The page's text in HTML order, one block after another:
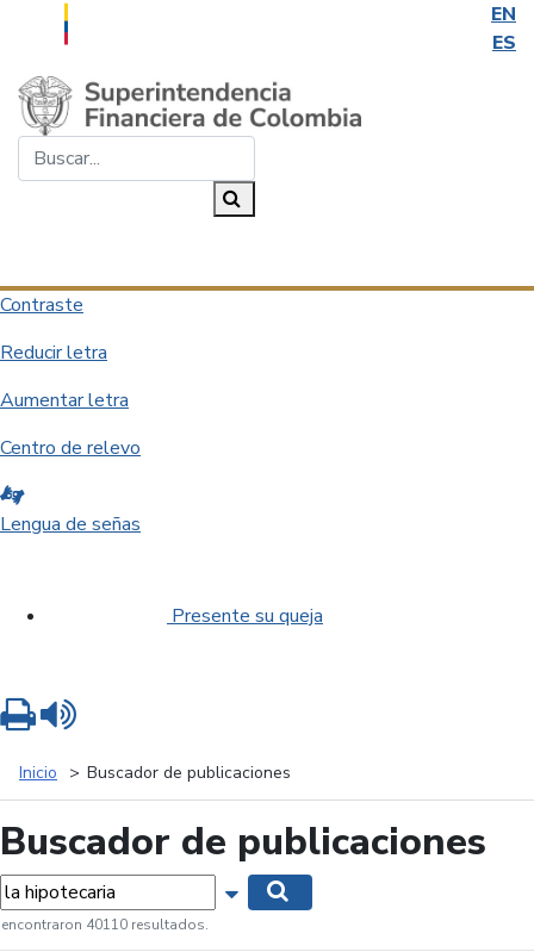
EN
ES
Saltar al contenido principal
Contraste
Reducir letra
Aumentar letra
Centro de relevo
Lengua de señas
Presente su queja
Inicio Buscador de publicaciones
Buscador de publicaciones
Mostrar opciones de búsqueda
encontraron 40110 resultados.
Imprimir